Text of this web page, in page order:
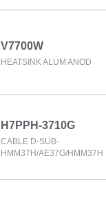
V7700W
HEATSINK ALUM ANOD
H7PPH-3710G
CABLE D-SUB-
HMM37H/AE37G/HMM37H